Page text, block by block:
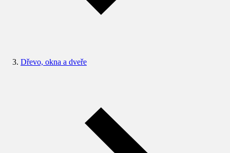
Dřevo, okna a dveře